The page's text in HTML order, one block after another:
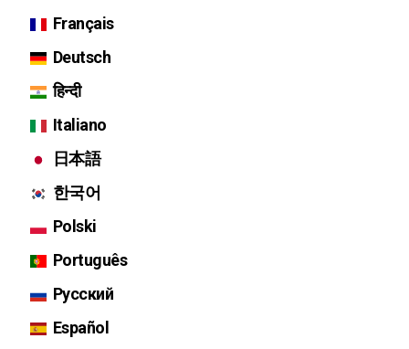
Français
Deutsch
हिन्दी
Italiano
日本語
한국어
Polski
Português
Русский
Español